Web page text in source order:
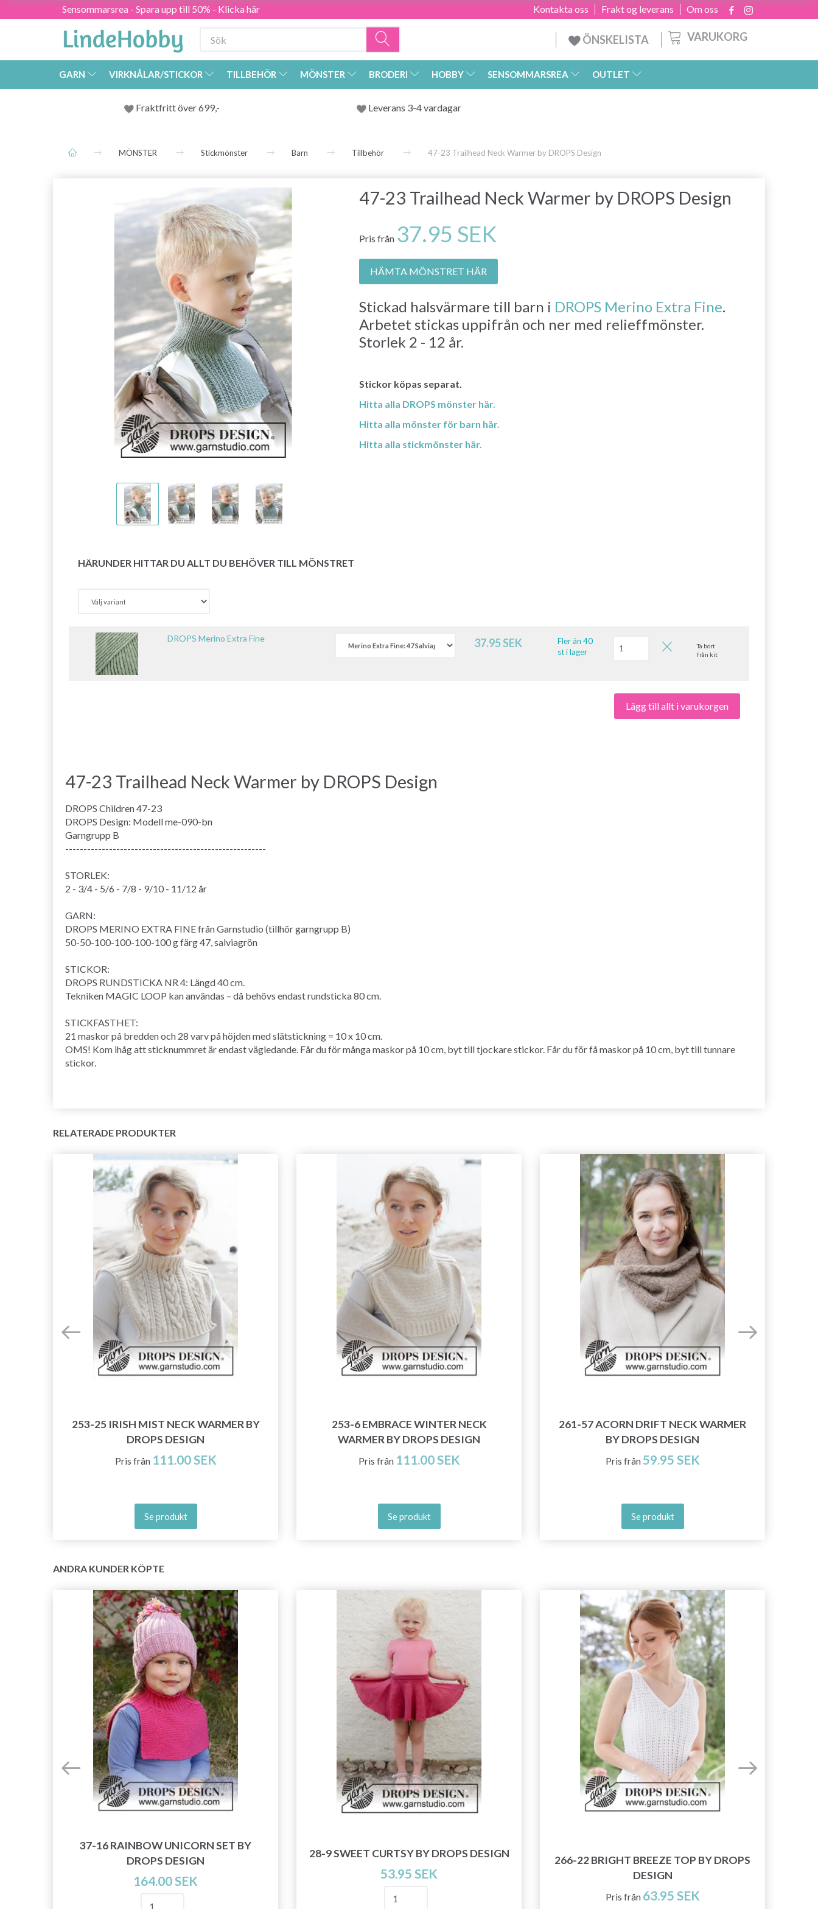
Sensommarsrea - Spara upp till 50% - Klicka här Om oss
Frakt og leverans
Kontakta oss
VARUKORG
ÖNSKELISTA
GARN VIRKNÅLAR/STICKOR TILLBEHÖR MÖNSTER BRODERI HOBBY SENSOMMARSREA OUTLET
Fraktfritt över 699,- Leverans 3-4 vardagar
MÖNSTER Stickmönster Barn Tillbehör 47-23 Trailhead Neck Warmer by DROPS Design
47-23 Trailhead Neck Warmer by DROPS Design
Pris från 37.95 SEK
HÄMTA MÖNSTRET HÄR
Stickad halsvärmare till barn i DROPS Merino Extra Fine.
Arbetet stickas uppifrån och ner med relieffmönster.
Storlek 2 - 12 år.
Stickor köpas separat.
Hitta alla DROPS mönster här.
Hitta alla mönster för barn här.
Hitta alla stickmönster här.
HÄRUNDER HITTAR DU ALLT DU BEHÖVER TILL MÖNSTRET
DROPS Merino Extra Fine 37.95 SEK
Fler än 40
st i lager
Ta bort
från kit
Lägg till allt i varukorgen
47-23 Trailhead Neck Warmer by DROPS Design
DROPS Children 47-23
DROPS Design: Modell me-090-bn
Garngrupp B
-------------------------------------------------------
STORLEK:
2 - 3/4 - 5/6 - 7/8 - 9/10 - 11/12 år
GARN:
DROPS MERINO EXTRA FINE från Garnstudio (tillhör garngrupp B)
50-50-100-100-100-100 g färg 47, salviagrön
STICKOR:
DROPS RUNDSTICKA NR 4: Längd 40 cm.
Tekniken MAGIC LOOP kan användas – då behövs endast rundsticka 80 cm.
STICKFASTHET:
21 maskor på bredden och 28 varv på höjden med slätstickning = 10 x 10 cm.
OMS! Kom ihåg att sticknummret är endast vägledande. Får du för många maskor på 10 cm, byt till tjockare stickor. Får du för få maskor på 10 cm, byt till tunnare
stickor.
RELATERADE PRODUKTER
253-25 IRISH MIST NECK WARMER BY
DROPS DESIGN
Pris från 111.00 SEK
Se produkt
253-6 EMBRACE WINTER NECK
WARMER BY DROPS DESIGN
Pris från 111.00 SEK
Se produkt
261-57 ACORN DRIFT NECK WARMER
BY DROPS DESIGN
Pris från 59.95 SEK
Se produkt
ANDRA KUNDER KÖPTE
37-16 RAINBOW UNICORN SET BY
DROPS DESIGN
164.00 SEK
28-9 SWEET CURTSY BY DROPS DESIGN
53.95 SEK
266-22 BRIGHT BREEZE TOP BY DROPS
DESIGN
Pris från 63.95 SEK
Spara upp till 50%!
Bli en del av vår garn-gemenskap och få
exklusiv tillgång till inspirerande
stickmönster och specialerbjudanden!
Prenumerera